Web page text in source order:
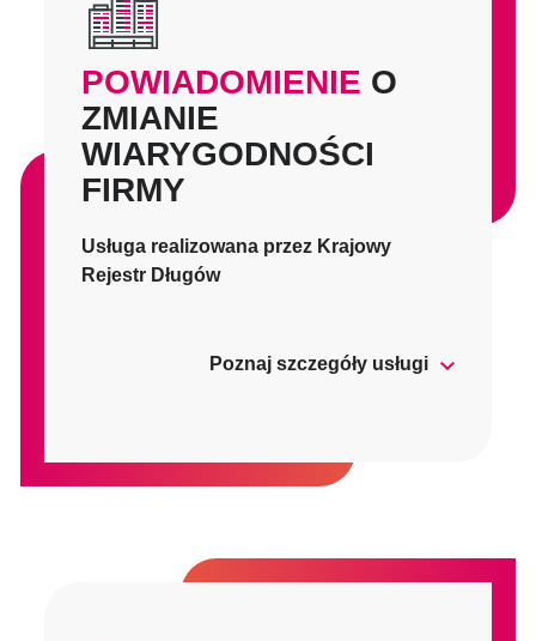
POWIADOMIENIE O
ZMIANIE
WIARYGODNOŚCI
FIRMY
Usługa realizowana przez Krajowy
Rejestr Długów
Poznaj szczegóły usługi